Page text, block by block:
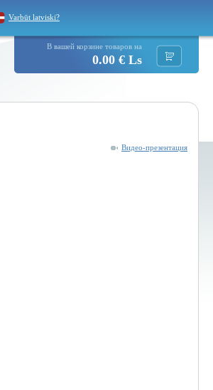
Varbūt latviski?
В вашей корзине товаров на
0.00 € Ls
Видео-презентация